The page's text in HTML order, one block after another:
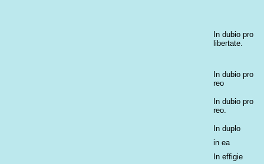
In dubio pro
libertate.
In dubio pro
reo
In dubio pro
reo.
In duplo
in ea
In effigie